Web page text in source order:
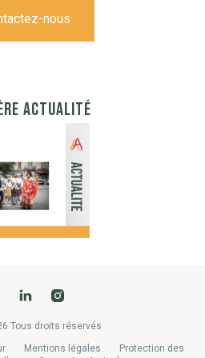
nous
ACTUALITÉ
Tous droits réservés
Mentions légales
Protection des